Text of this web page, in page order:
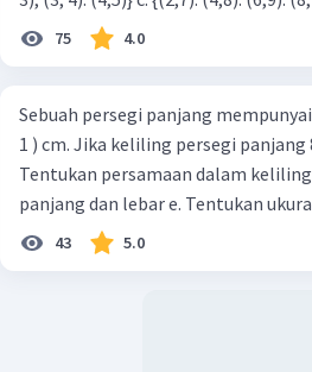
75 4.0
Sebuah persegi panjang
1 ) cm. Jika keliling persegi
Tentukan persamaan dalam
panjang dan lebar e. Tentukan
43 5.0